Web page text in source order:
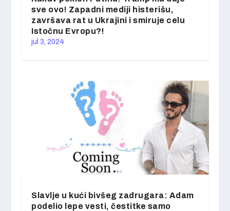
sve ovo! Zapadni mediji histerišu,
završava rat u Ukrajini i smiruje celu
Istočnu Evropu?!
jul 3, 2024
Slavlje u kući bivšeg zadrugara: Adam
podelio lepe vesti, čestitke samo